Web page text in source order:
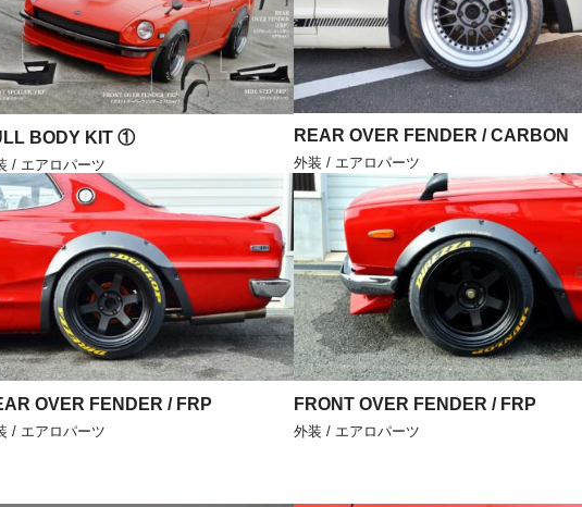
BODY KIT ①
/ エアロパーツ
REAR OVER FENDER / CARBON
外装 / エアロパーツ
OVER FENDER / FRP
/ エアロパーツ
FRONT OVER FENDER / FRP
外装 / エアロパーツ